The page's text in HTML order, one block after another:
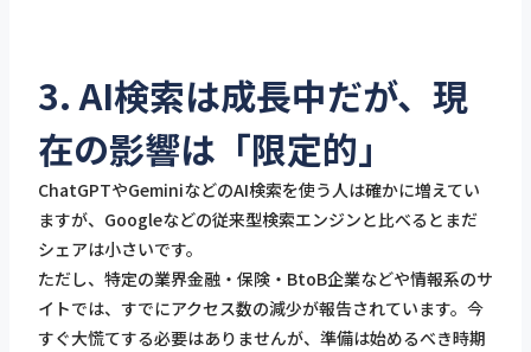
3. AI検索は成長中だが、現
在の影響は「限定的」
ChatGPTやGeminiなどのAI検索を使う人は確かに増えてい
ますが、Googleなどの従来型検索エンジンと比べるとまだ
シェアは小さいです。
ただし、特定の業界金融・保険・BtoB企業などや情報系のサ
イトでは、すでにアクセス数の減少が報告されています。今
すぐ大慌てする必要はありませんが、準備は始めるべき時期